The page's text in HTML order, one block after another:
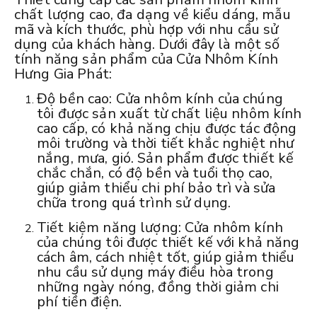
chất lượng cao, đa dạng về kiểu dáng, mẫu
mã và kích thước, phù hợp với nhu cầu sử
dụng của khách hàng. Dưới đây là một số
tính năng sản phẩm của Cửa Nhôm Kính
Hưng Gia Phát:
Độ bền cao: Cửa nhôm kính của chúng
tôi được sản xuất từ chất liệu nhôm kính
cao cấp, có khả năng chịu được tác động
môi trường và thời tiết khắc nghiệt như
nắng, mưa, gió. Sản phẩm được thiết kế
chắc chắn, có độ bền và tuổi thọ cao,
giúp giảm thiểu chi phí bảo trì và sửa
chữa trong quá trình sử dụng.
Tiết kiệm năng lượng: Cửa nhôm kính
của chúng tôi được thiết kế với khả năng
cách âm, cách nhiệt tốt, giúp giảm thiểu
nhu cầu sử dụng máy điều hòa trong
những ngày nóng, đồng thời giảm chi
phí tiền điện.